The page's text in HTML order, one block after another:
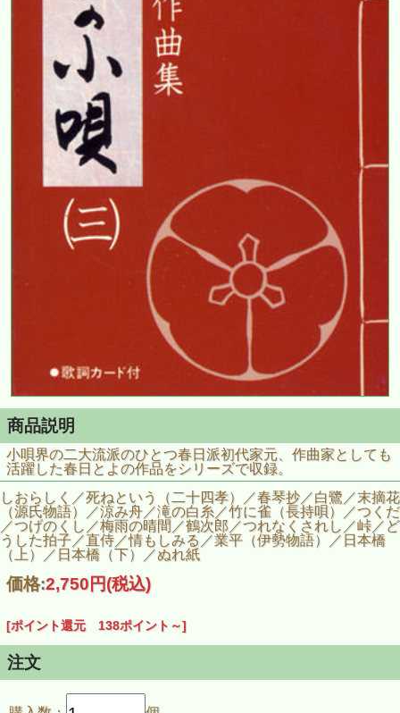
商品説明
小唄界の二大流派のひとつ春日派初代家元、作曲家としても
活躍した春日とよの作品をシリーズで収録。
しおらしく／死ねという（二十四孝）／春琴抄／白鷺／末摘花
（源氏物語）／涼み舟／滝の白糸／竹に雀（長持唄）／つくだ
／つげのくし／梅雨の晴間／鶴次郎／つれなくされし／峠／ど
うした拍子／直侍／情もしみる／業平（伊勢物語）／日本橋
（上）／日本橋（下）／ぬれ紙
価格:2,750円(税込)
[ポイント還元 138ポイント～]
注文